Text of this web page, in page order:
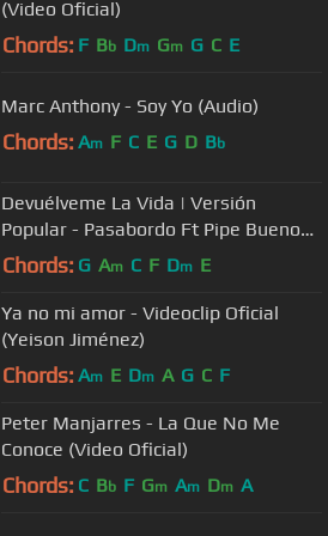
(Video Oficial)
Chords: F Bb Dm Gm G C E
Marc Anthony - Soy Yo (Audio)
Chords: Am F C E G D Bb
Devuélveme La Vida | Versión
Popular - Pasabordo Ft Pipe Bueno
(Video Lyric)
Chords: G Am C F Dm E
Ya no mi amor - Videoclip Oficial
(Yeison Jiménez)
Chords: Am E Dm A G C F
Peter Manjarres - La Que No Me
Conoce (Video Oficial)
Chords: C Bb F Gm Am Dm A